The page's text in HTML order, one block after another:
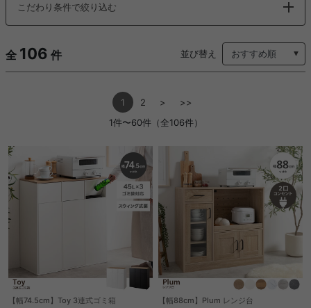
こだわり条件で絞り込む
全 106 件 並び替え
1 2 >
>>
1件〜60件（全106件）
【幅74.5cm】Toy 3連式ゴミ箱 【幅88cm】Plum レンジ台